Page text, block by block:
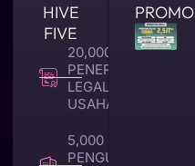
HIVE
FIVE
20,000 +
PENERBITAN
LEGALITAS
USAHA
5,000 +
PENGUNA
PROMO